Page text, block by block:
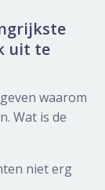
uit te
waarom
Wat is de
niet erg